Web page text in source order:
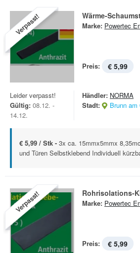
Verpasst! Wärme-
Marke: Powertec
Preis: € 5,99
Leider verpasst!
Gültig: 08.12. -
14.12.
Händler: NORMA
Stadt:
Brunn am
€ 5,99 / Stk - 3x ca. 15mmx5mmx
und Türen Selbstklebend Individuell
Verpasst! Rohrisolations-
Marke: Powertec
Preis: € 5,99